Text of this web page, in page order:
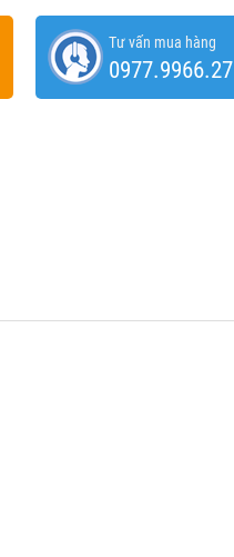
Tư vấn mua hàng
0977.9966.27